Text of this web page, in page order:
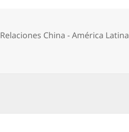
Relaciones China - América Latina